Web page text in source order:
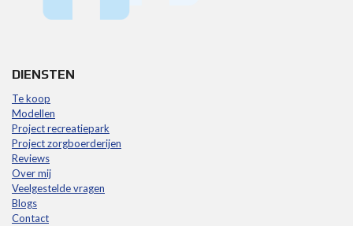
DIENSTEN
Te koop
Modellen
Project recreatiepark
Project zorgboerderijen
Reviews
Over mij
Veelgestelde vragen
Blogs
Contact